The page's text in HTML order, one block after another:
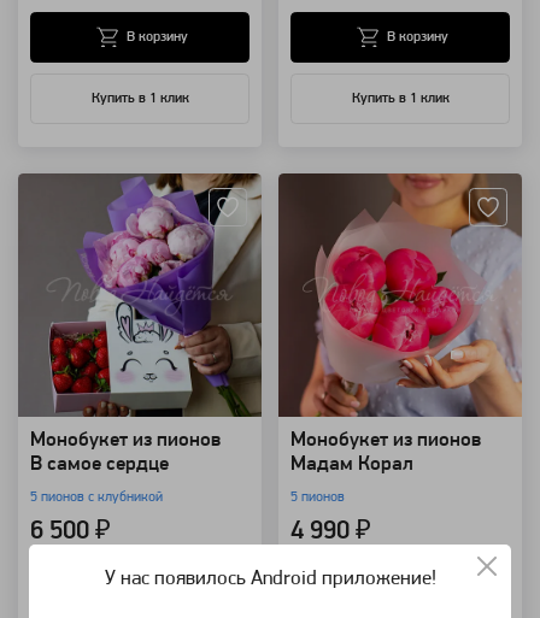
Купить в 1 клик
В корзину
Купить в 1 клик
В корзину
Монобукет из пионов
В самое сердце
5 пионов с клубникой
6 500 ₽
В корзину
Монобукет из пионов
Мадам Корал
5 пионов
4 990 ₽
В корзину
У нас появилось Android приложение!